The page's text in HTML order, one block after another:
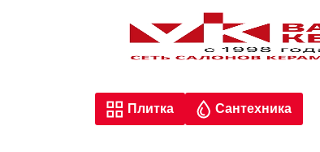
Плитка Сантехника